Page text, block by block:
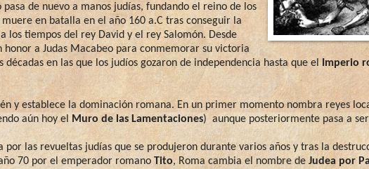
de nuevo a manos judías, fundando el reino de los
en batalla en el año 160 a.C tras conseguir la
los tiempos del rey David y el rey Salomón. Desde
honor a Judas Macabeo para conmemorar su victoria
décadas en las que los judíos gozaron de independencia hasta que elImperio
y establece la dominación romana. En un primer momento nombra reyes
aún hoy el Muro de las Lamentaciones) aunque posteriormente pasa a
por las revueltas judías que se produjeron durante varios años y tras la
70 por el emperador romano Tito, Roma cambia el nombre de Judea por